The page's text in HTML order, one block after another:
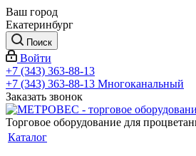
Ваш город
Екатеринбург
Поиск
Войти
+7 (343) 363-88-13
+7 (343) 363-88-13 Многоканальный
Заказать звонок
Торговое оборудование для
Каталог